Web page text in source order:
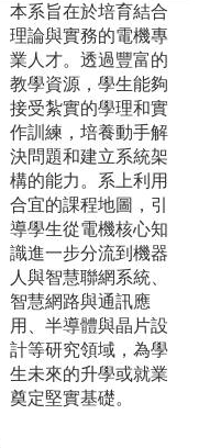
本系旨在於培育結合
理論與實務的電機專
業人才。透過豐富的
教學資源，學生能夠
接受紮實的學理和實
作訓練，培養動手解
決問題和建立系統架
構的能力。系上利用
合宜的課程地圖，引
導學生從電機核心知
識進一步分流到機器
人與智慧聯網系統、
智慧網路與通訊應
用、半導體與晶片設
計等研究領域，為學
生未來的升學或就業
奠定堅實基礎。